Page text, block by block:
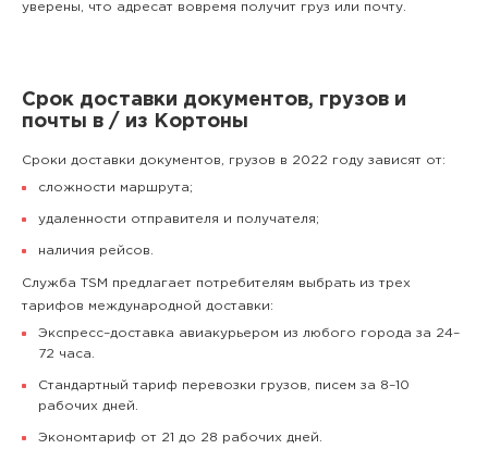
уверены, что адресат вовремя получит груз или почту.
Срок доставки документов, грузов и
почты в / из Кортоны
Сроки доставки документов, грузов в 2022 году зависят от:
сложности маршрута;
удаленности отправителя и получателя;
наличия рейсов.
Служба TSM предлагает потребителям выбрать из трех
тарифов международной доставки:
Экспресс–доставка авиакурьером из любого города за 24–
72 часа.
Стандартный тариф перевозки грузов, писем за 8–10
рабочих дней.
Экономтариф от 21 до 28 рабочих дней.